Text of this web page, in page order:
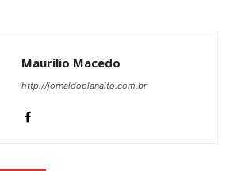
Maurílio Macedo
http://jornaldoplanalto.com.br